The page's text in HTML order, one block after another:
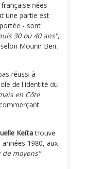
nées
une partie est
- sont
30 ou 40 ans",
Mounir Ben,
réussi à
de l'identité du
en Côte
Keïtatrouve
1980, aux
de moyens"